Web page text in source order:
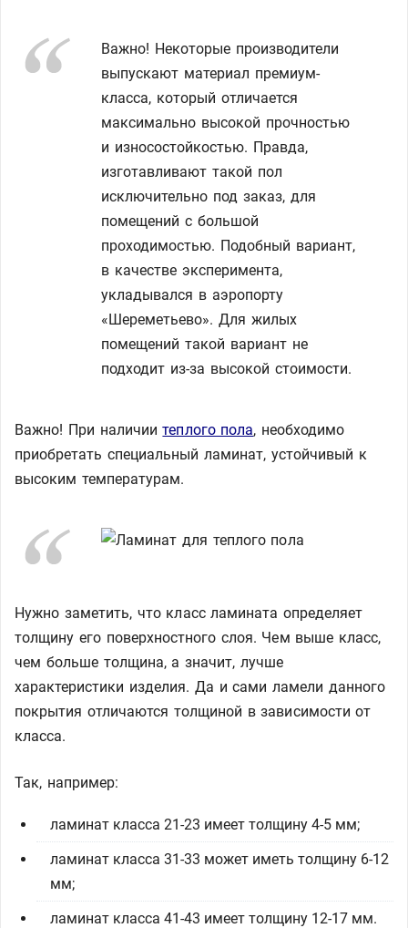
Важно! Некоторые производители
выпускают материал премиум-
класса, который отличается
максимально высокой прочностью
и износостойкостью. Правда,
изготавливают такой пол
исключительно под заказ, для
помещений с большой
проходимостью. Подобный вариант,
в качестве эксперимента,
укладывался в аэропорту
«Шереметьево». Для жилых
помещений такой вариант не
подходит из-за высокой стоимости.
Важно! При наличиитеплого пола, необходимо
приобретать специальный ламинат, устойчивый к
высоким температурам.
Нужно заметить, что класс ламината определяет
толщину его поверхностного слоя. Чем выше класс,
чем больше толщина, а значит, лучше
характеристики изделия. Да и сами ламели данного
покрытия отличаются толщиной в зависимости от
класса.
Так, например:
ламинат класса 21-23 имеет толщину 4-5 мм;
ламинат класса 31-33 может иметь толщину 6-12
мм;
ламинат класса 41-43 имеет толщину 12-17 мм.